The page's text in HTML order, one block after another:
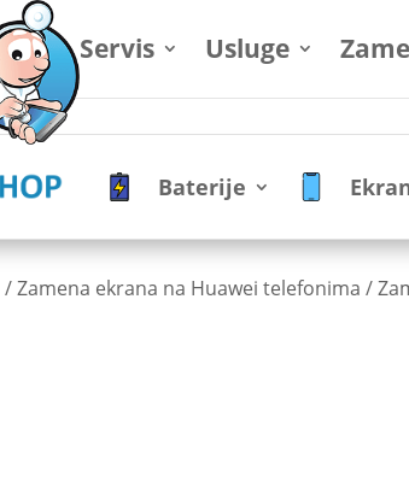
Servis Usluge
Baterije
/Zamena ekrana na Huawei telefonima /